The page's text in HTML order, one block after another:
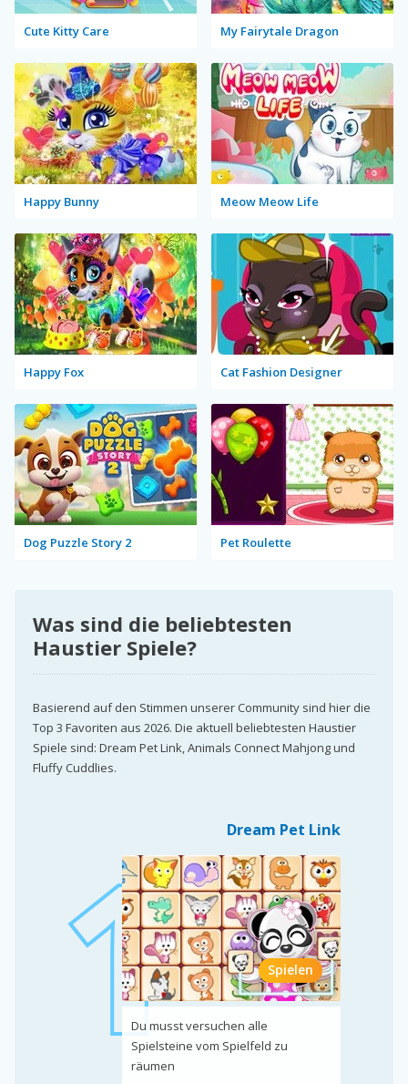
Cute Kitty Care My Fairytale Dragon
Happy Bunny Meow Meow Life
Happy Fox Cat Fashion Designer
Dog Puzzle Story 2 Pet Roulette
Was sind die beliebtesten
Haustier Spiele?
Basierend auf den Stimmen unserer Community sind hier die
Top 3 Favoriten aus 2026. Die aktuell beliebtesten Haustier
Spiele sind: Dream Pet Link, Animals Connect Mahjong und
Fluffy Cuddlies.
Dream Pet Link
Spielen
Du musst versuchen alle
Spielsteine vom Spielfeld zu
räumen